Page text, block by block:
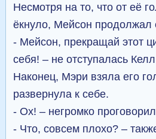
Несмотря на то, что от её
ёкнуло, Мейсон продолжал
- Мейсон, прекращай этот
себя! – не отступалась
Наконец, Мэри взяла его
развернула к себе.
- Ох! – негромко
- Что, совсем плохо? –